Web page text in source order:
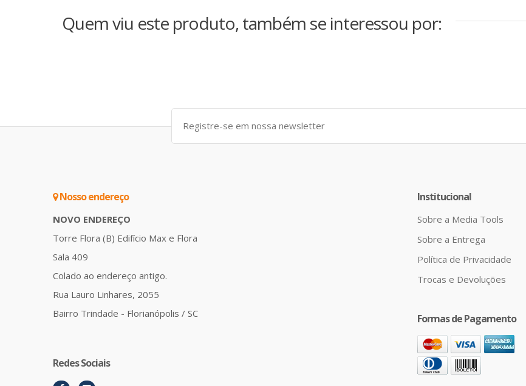
Quem viu este produto, também se interessou por:
Nosso endereço
NOVO ENDEREÇO
Torre Flora (B) Edifício Max e Flora
Sala 409
Colado ao endereço antigo.
Rua Lauro Linhares, 2055
Bairro Trindade - Florianópolis / SC
Redes Sociais
Institucional
Sobre a Media Tools
Sobre a Entrega
Política de Privacidade
Trocas e Devoluções
Formas de Pagamento